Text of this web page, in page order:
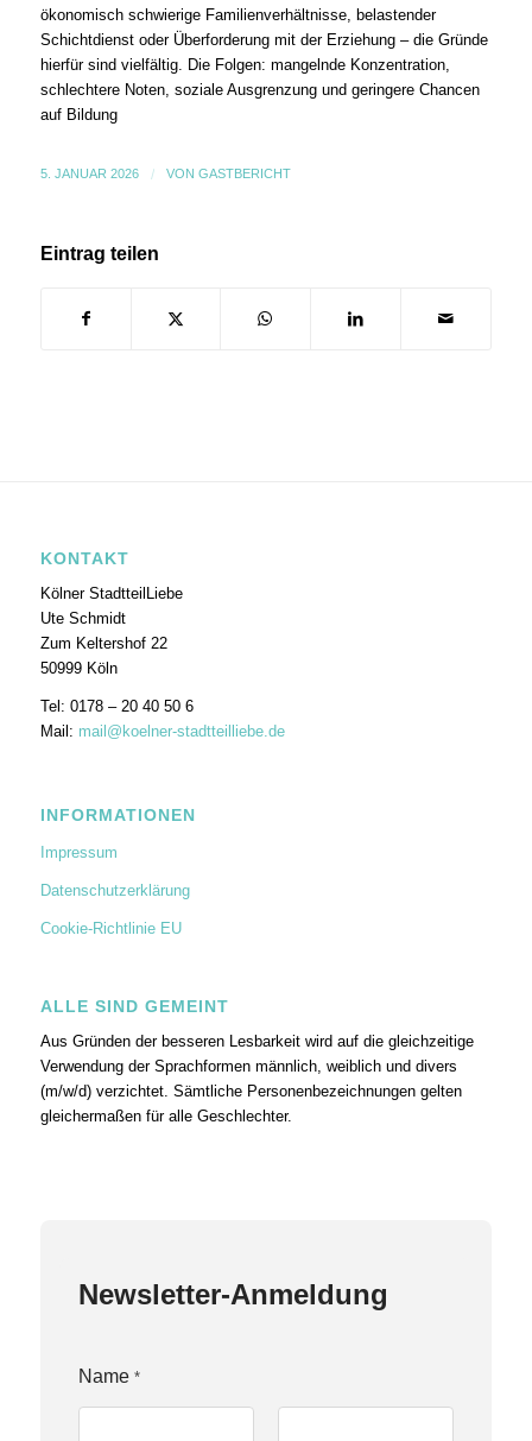
ökonomisch schwierige Familienverhältnisse, belastender
Schichtdienst oder Überforderung mit der Erziehung – die Gründe
hierfür sind vielfältig. Die Folgen: mangelnde Konzentration,
schlechtere Noten, soziale Ausgrenzung und geringere Chancen
auf Bildung
5. JANUAR 2026 / VON GASTBERICHT
Eintrag teilen
KONTAKT
Kölner StadtteilLiebe
Ute Schmidt
Zum Keltershof 22
50999 Köln
Tel: 0178 – 20 40 50 6
Mail: mail@koelner-stadtteilliebe.de
INFORMATIONEN
Impressum
Datenschutzerklärung
Cookie-Richtlinie EU
ALLE SIND GEMEINT
Aus Gründen der besseren Lesbarkeit wird auf die gleichzeitige
Verwendung der Sprachformen männlich, weiblich und divers
(m/w/d) verzichtet. Sämtliche Personenbezeichnungen gelten
gleichermaßen für alle Geschlechter.
Newsletter-Anmeldung
Name *